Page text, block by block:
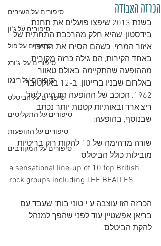
סיפורים על השירים
סיפורים על ג'ון
סיפורים על פול
סיפורים על 'ג'ורג
סיפורים על רינגו
סיפורים על הביטלס
סיפורים על התקליטים
סיפורים על ההופעות
סיפורים על המקורבים
הכרזה האבודה
בשנת 2013 שיפצו פועלים את תחנת
בידסטון, שהיא חלק מהרכבת התחתית של
איזור המרזי. כשהם הסירו את החיפוי
באחד הקירות, הם גילה כרזה מקורית
מההופעה שהתקיימה באולם טאוור
באלרום שבניו ברייטון, ב-12 באוקטובר
1962. הכוכב של ההופעה הזו היה ליטל
ריצ'ארד ובאותיות קטנות יותר נכתב
שבנוסף, בהופעה:
שורה מדהימה של 10 להקות רוק בריטיות
מובילות כולל הביטלס
a sensational line-up of 10 top British
rock groups including THE BEATLES
הכרזה הזו עוצבה ע"י טוני בות', שעבד עם
בריאן אפשטיין עוד לפני שהפך למנהל
להקת הביטלס.